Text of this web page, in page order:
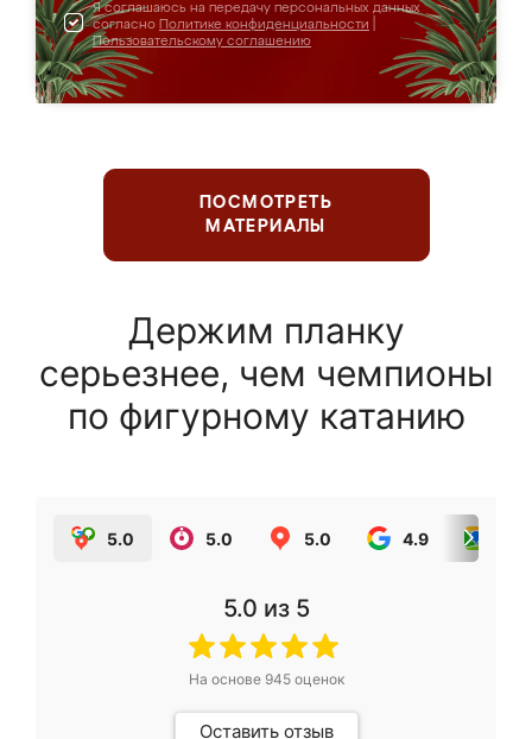
Я соглашаюсь на передачу персональных данных
согласно Политике конфиденциальности
Пользовательскому соглашению
ПОСМОТРЕТЬ
МАТЕРИАЛЫ
Держим планку
серьезнее, чем чемпионы
по фигурному катанию
5.0 5.0 5.0 4.9
5.0 из 5
На основе 945оценок
Оставить отзыв